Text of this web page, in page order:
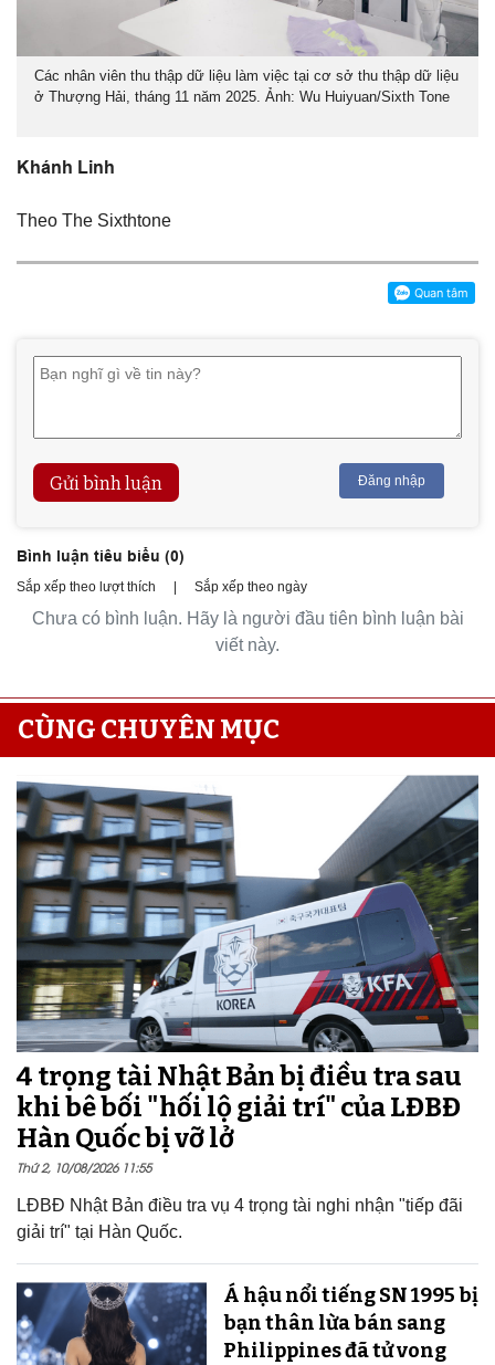
Các nhân viên thu thập dữ liệu làm việc tại cơ sở thu thập dữ liệu
ở Thượng Hải, tháng 11 năm 2025. Ảnh: Wu Huiyuan/Sixth Tone
Khánh Linh
Theo The Sixthtone
Gửi bình luận Đăng nhập
Bình luận tiêu biểu (0)
Sắp xếp theo lượt thích Sắp xếp theo ngày
Chưa có bình luận. Hãy là người đầu tiên bình luận bài
viết này.
CÙNG CHUYÊN MỤC
4 trọng tài Nhật Bản bị điều tra sau
khi bê bối "hối lộ giải trí" của LĐBĐ
Hàn Quốc bị vỡ lở
Thứ 2, 10/08/2026 11:55
LĐBĐ Nhật Bản điều tra vụ 4 trọng tài nghi nhận "tiếp đãi
giải trí" tại Hàn Quốc.
Á hậu nổi tiếng SN 1995 bị
bạn thân lừa bán sang
Philippines đã tử vong